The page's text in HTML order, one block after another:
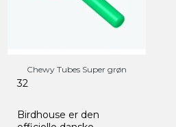
Chewy Tubes Super grøn
32
Birdhouse er den